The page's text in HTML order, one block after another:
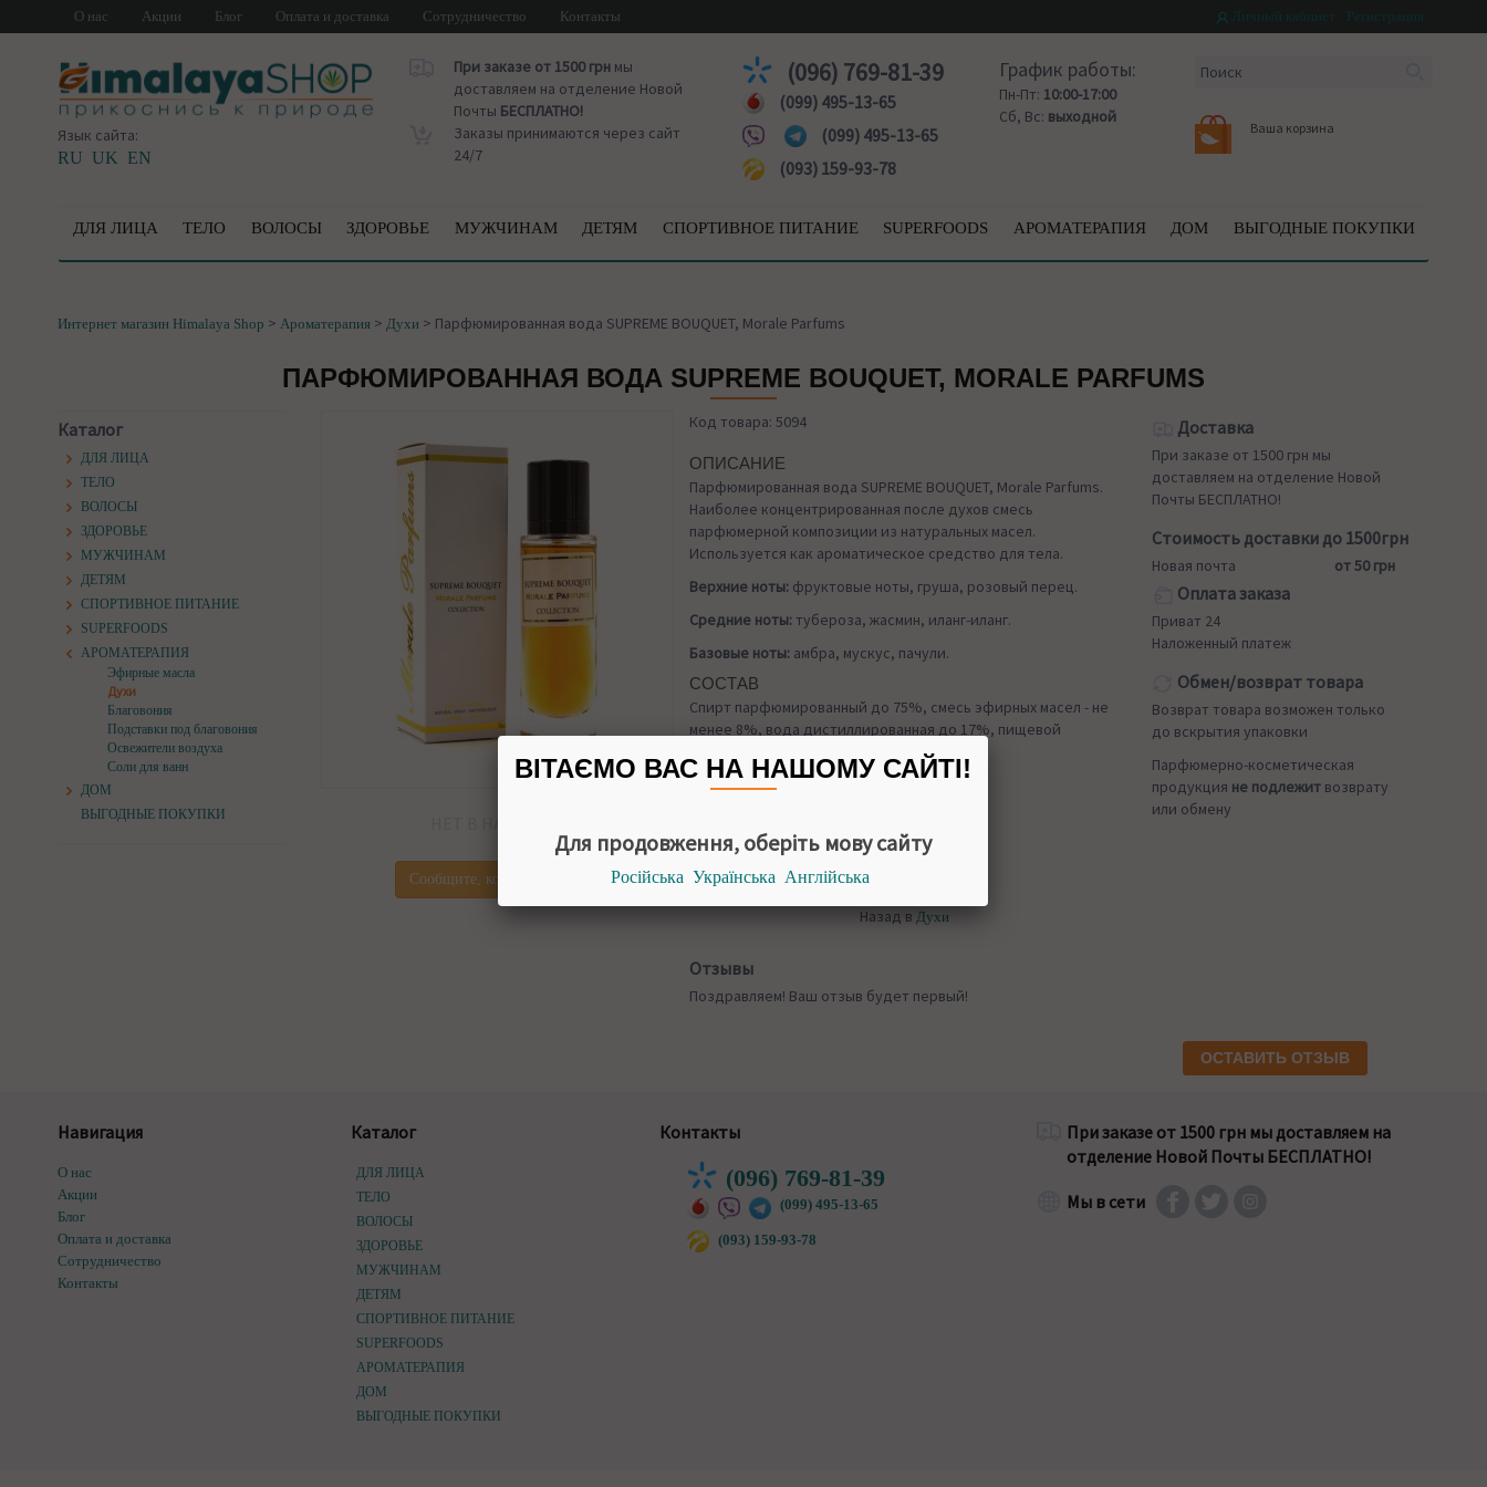
О нас Акции Блог Оплата и доставка Сотрудничество Контакты
Язык сайта:
RU UK EN
При заказе от 1500 грнмы
доставляем на отделение Новой
Почты БЕСПЛАТНО!
Заказы принимаются через сайт
24/7
(096) 769-81-39
(099) 495-13-65
(099) 495-13-65
(093) 159-93-78
График работы:
Пн-Пт: 10:00-17:00
Сб, Вс: выходной
Ваша корзина
ДЛЯ ЛИЦА ТЕЛО ВОЛОСЫ ЗДОРОВЬЕ МУЖЧИНАМ ДЕТЯМ СПОРТИВНОЕ ПИТАНИЕ SUPERFOODS АРОМАТЕРАПИЯ ДОМ ВЫГОДНЫЕ ПОКУПКИ
Интернет магазин Himalaya Shop > Ароматерапия > Духи > Парфюмированная вода SUPREME BOUQUET, Morale Parfums
ПАРФЮМИРОВАННАЯ ВОДА SUPREME BOUQUET, MORALE PARFUMS
Каталог
ДЛЯ ЛИЦА
ТЕЛО
ВОЛОСЫ
ЗДОРОВЬЕ
МУЖЧИНАМ
ДЕТЯМ
СПОРТИВНОЕ ПИТАНИЕ
SUPERFOODS
АРОМАТЕРАПИЯ
Эфирные масла
Духи
Благовония
Подставки под благовония
Освежители воздуха
Соли для ванн
ДОМ
ВЫГОДНЫЕ ПОКУПКИ
Сообщите, когда появится
Код товара: 5094
ОПИСАНИЕ
Парфюмированная вода SUPREME BOUQUET, Morale Parfums.
Наиболее концентрированная после духов смесь
парфюмерной композиции из натуральных масел.
Используется как ароматическое средство для тела.
Верхние ноты: фруктовые ноты, груша, розовый перец.
Средние ноты:тубероза, жасмин, иланг-иланг.
Базовые ноты: амбра, мускус, пачули.
СОСТАВ
Спирт парфюмированный до 75%, смесь эфирных масел - не
менее 8%, вода дистиллированная до 17%, пищевой
УПАКОВКА
Назад в Духи
Доставка
При заказе от 1500 грн мы
доставляем на отделение Новой
Почты БЕСПЛАТНО!
Стоимость доставки до 1500грн
Новая почта от 50 грн
Оплата заказа
Приват 24
Наложенный платеж
Обмен/возврат товара
Возврат товара возможен только
до вскрытия упаковки
Парфюмерно-косметическая
продукция не подлежит возврату
или обмену
Отзывы
Поздравляем! Ваш отзыв будет первый!
ОСТАВИТЬ ОТЗЫВ
Навигация
О нас
Акции
Блог
Оплата и доставка
Сотрудничество
Контакты
Каталог
ДЛЯ ЛИЦА
ТЕЛО
ВОЛОСЫ
ЗДОРОВЬЕ
МУЖЧИНАМ
ДЕТЯМ
СПОРТИВНОЕ ПИТАНИЕ
SUPERFOODS
АРОМАТЕРАПИЯ
ДОМ
ВЫГОДНЫЕ ПОКУПКИ
Контакты
(096) 769-81-39
(099) 495-13-65
(093) 159-93-78
При заказе от 1500 грн мы доставляем на
отделение Новой Почты БЕСПЛАТНО!
Мы в сети
ВІТАЄМО ВАС НА НАШОМУ САЙТІ!
Для продовження, оберіть мову сайту
Російська Українська Англійська